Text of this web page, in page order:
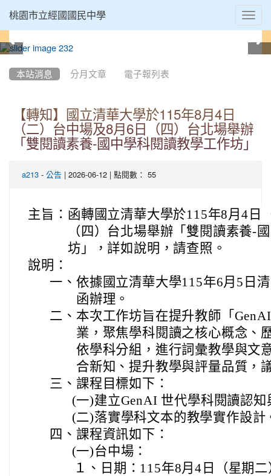
桃園市立經國國民中學
本站消息 分月文章 電子報列表
【轉知】國立清華大學於115年8月4日
（二）台中場及8月6日（四）台北場舉辦
「雙閱讀素養-國中學科閱讀教學工作坊」
a213 - 公告 | 2026-06-12 | 點閱數： 55
主旨： 函轉國立清華大學於115年8月4日
（四）台北場舉辦「雙閱讀素養-
坊」，詳如說明，請查照。
說明：
一、 依據國立清華大學115年6月5日
函辦理。
二、 本次工作坊旨在提升教師「
業，聚焦學科閱讀之核心概念、
依學科分組，進行詞彙教學與文
合新知、提升教學與評量品質，
三、 課程目標如下：
(一)建立GenAI 世代學科閱讀認
(二)落實學科文本的教學實作設計
四、 課程資訊如下：
(一)台中場：
１、 日期：115年8月4日（星期